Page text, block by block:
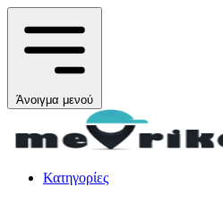
Άνοιγμα μενού
Κατηγορίες